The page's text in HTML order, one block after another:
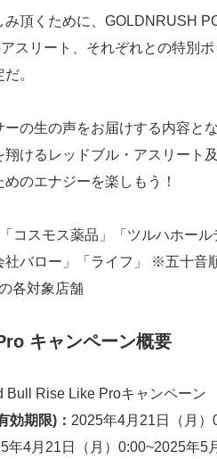
頂くために、GOLDNRUSH
スリート、それぞれとの特別
。
ーの生の声をお届けする内容と
けるレッドブル・アスリート
のエナジーを楽しもう！
コスモス薬品」「ツルハホー
社バロー」「ライフ」 ※五十
各対象店舗
キャンペーン概要
Bull Rise Like Proキャンペーン
効期限)： 2025年4月21日（月
年4月21日（月）0:00~2025年5